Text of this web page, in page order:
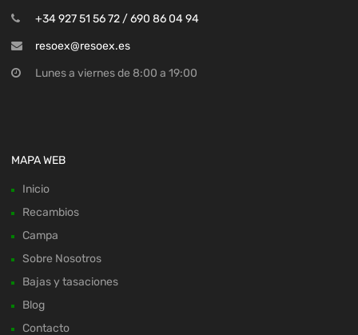
+34 927 51 56 72 / 690 86 04 94
resoex@resoex.es
Lunes a viernes de 8:00 a 19:00
MAPA WEB
Inicio
Recambios
Campa
Sobre Nosotros
Bajas y tasaciones
Blog
Contacto